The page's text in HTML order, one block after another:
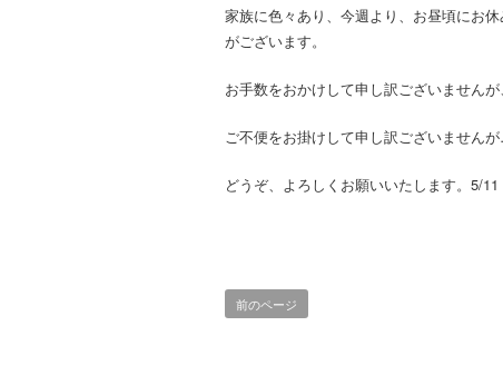
家族に色々あり、今週より、お昼頃にお
がございます。
お手数をおかけして申し訳ございません
ご不便をお掛けして申し訳ございません
どうぞ、よろしくお願いいたします。5/11
前のページ